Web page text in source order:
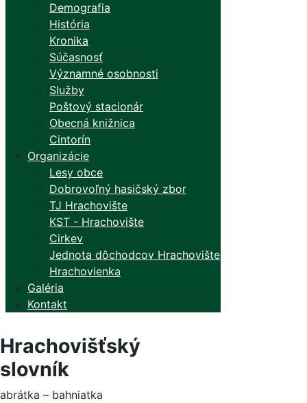
Demografia
História
Kronika
Súčasnosť
Významné osobnosti
Služby
Poštový stacionár
Obecná knižnica
Cintorín
Organizácie
Lesy obce
Dobrovoľný hasičský zbor
TJ Hrachovište
KST - Hrachovište
Cirkev
Jednota dôchodcov Hrachovište
Hrachovienka
Galéria
Kontakt
Hrachovišťský
slovník
abrátka – bahniatka